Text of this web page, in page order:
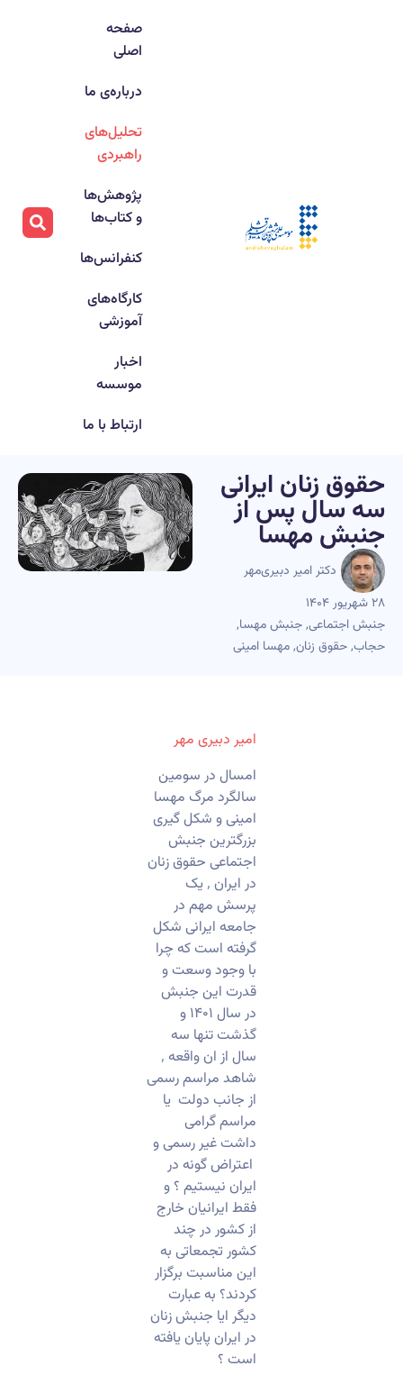
صفحه
اصلی
درباره‌ی ما
تحلیل‌های
راهبردی
پژوهش‌ها
و کتاب‌ها
کنفرانس‌ها
کارگاه‌های
آموزشی
اخبار
موسسه
ارتباط با ما
حقوق زنان ایرانی
سه سال پس از
جنبش مهسا
دکتر امیر دبیری‌مهر
۲۸ شهریور ۱۴۰۴
جنبش اجتماعی,جنبش مهسا,
حجاب,حقوق زنان,مهسا امینی
امیر دبیری مهر
امسال در سومین
سالگرد مرگ مهسا
امینی و شکل گیری
بزرگترین جنبش
اجتماعی حقوق زنان
در ایران ٬ یک
پرسش مهم در
جامعه ایرانی شکل
گرفته است که چرا
با وجود وسعت و
قدرت این جنبش
در سال ۱۴۰۱ و
گذشت تنها سه
سال از ان واقعه ٬
شاهد مراسم رسمی
از جانب دولت یا
مراسم گرامی
داشت غیر رسمی و
اعتراض گونه در
ایران نیستیم ؟ و
فقط ایرانیان خارج
از کشور در چند
کشور تجمعاتی به
این مناسبت برگزار
کردند؟ به عبارت
دیگر ایا جنبش زنان
در ایران پایان یافته
است ؟